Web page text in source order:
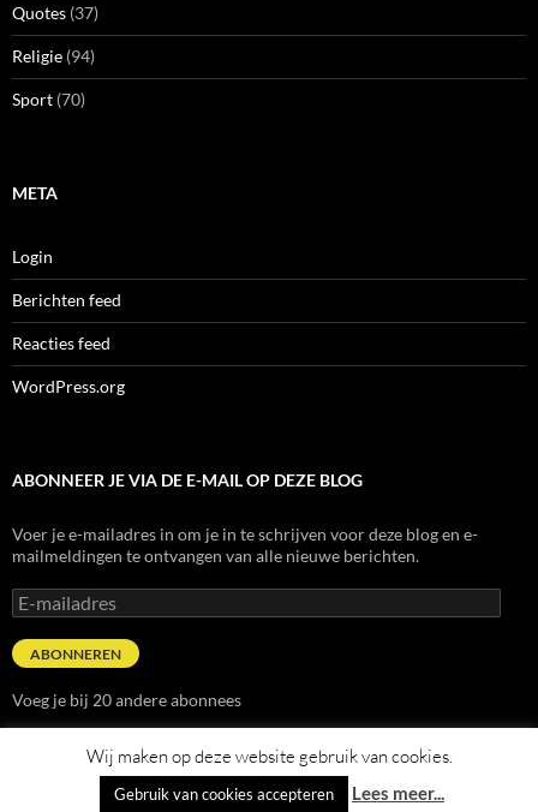
Quotes (37)
Religie (94)
Sport (70)
META
Login
Berichten feed
Reacties feed
WordPress.org
ABONNEER JE VIA DE E-MAIL OP DEZE BLOG
Voer je e-mailadres in om je in te schrijven voor deze blog en e-
mailmeldingen te ontvangen van alle nieuwe berichten.
E-
mailadres
ABONNEREN
Voeg je bij 20 andere abonnees
Ondersteund door WordPress
Wij maken op deze website gebruik van cookies.
Gebruik van cookies accepteren Lees meer...